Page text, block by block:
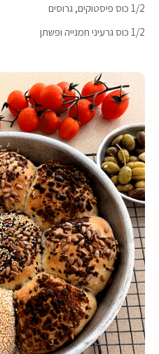
1/2 כוס פיסטוקים, גרוסים
1/2 כוס גרעיני חמנייה ופשתן